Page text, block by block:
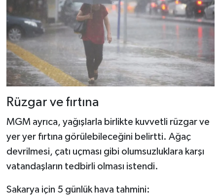
Rüzgar ve fırtına
MGM ayrıca, yağışlarla birlikte kuvvetli rüzgar ve
yer yer fırtına görülebileceğini belirtti. Ağaç
devrilmesi, çatı uçması gibi olumsuzluklara karşı
vatandaşların tedbirli olması istendi.
Sakarya için 5 günlük hava tahmini: